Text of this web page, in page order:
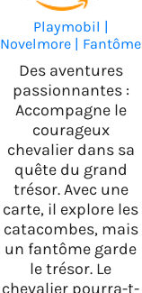
Playmobil |
Novelmore | Fantôme
du château et
Chevalier | Jouet
pour Enfants à partir
de 4 Ans | 71797
Des aventures
passionnantes :
Accompagne le
courageux
chevalier dans sa
quête du grand
trésor. Avec une
carte, il explore les
catacombes, mais
un fantôme garde
le trésor. Le
chevalier pourra-t-